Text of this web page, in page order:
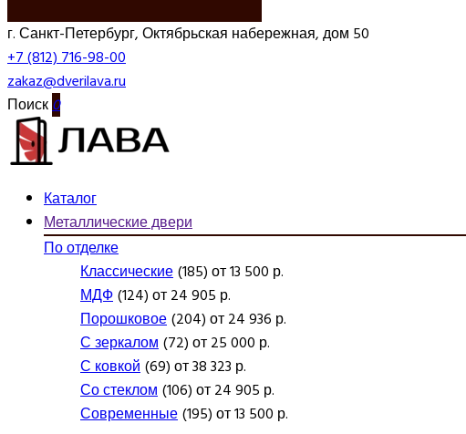
г. Санкт-Петербург, Октябрьская набережная, дом 50
+7 (812) 716-98-00
zakaz@dverilava.ru
Поиск0
Каталог
Металлические двери
По отделке
Классические(185) от 13 500 р.
МДФ(124) от 24 905 р.
Порошковое(204) от 24 936 р.
С зеркалом(72) от 25 000 р.
С ковкой(69) от 38 323 р.
Со стеклом(106) от 24 905 р.
Современные(195) от 13 500 р.